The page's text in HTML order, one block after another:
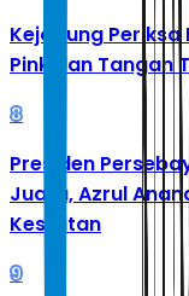
Kejagung
Pink dan Tangan
8
Presiden
Juara, Azrul
Kesulitan
9